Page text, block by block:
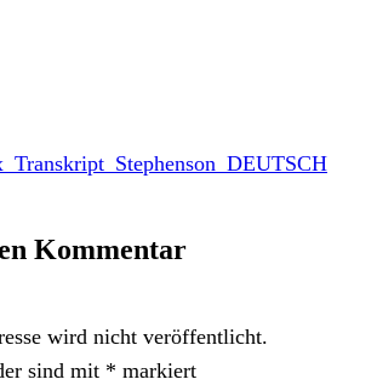
Kommentar
wird nicht veröffentlicht.
sind mit * markiert